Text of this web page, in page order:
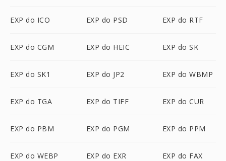
EXP do ICO EXP do PSD EXP do RTF
EXP do CGM EXP do HEIC EXP do SK
EXP do SK1 EXP do JP2 EXP do WBMP
EXP do TGA EXP do TIFF EXP do CUR
EXP do PBM EXP do PGM EXP do PPM
EXP do WEBP EXP do EXR EXP do FAX